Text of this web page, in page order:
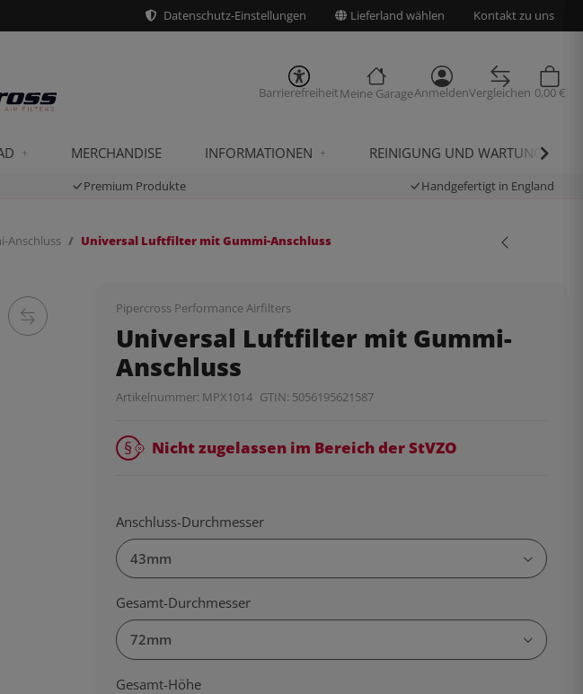
Datenschutz-Einstellungen Lieferland wählen Kontakt zu uns
BarrierefreiheitMeine GarageAnmeldenVergleichen 0,00 €
MERCHANDISE INFORMATIONEN REINIGUNG UND WARTUNG
Premium Produkte Handgefertigt in England
Anschluss Universal Luftfilter mit Gummi-Anschluss
Pipercross Performance Airfilters
Universal Luftfilter mit Gummi-
Anschluss
Artikelnummer: MPX1014 GTIN: 5056195621587
Nicht zugelassen im Bereich der StVZO
Anschluss-Durchmesser
43mm
Gesamt-Durchmesser
72mm
Gesamt-Höhe